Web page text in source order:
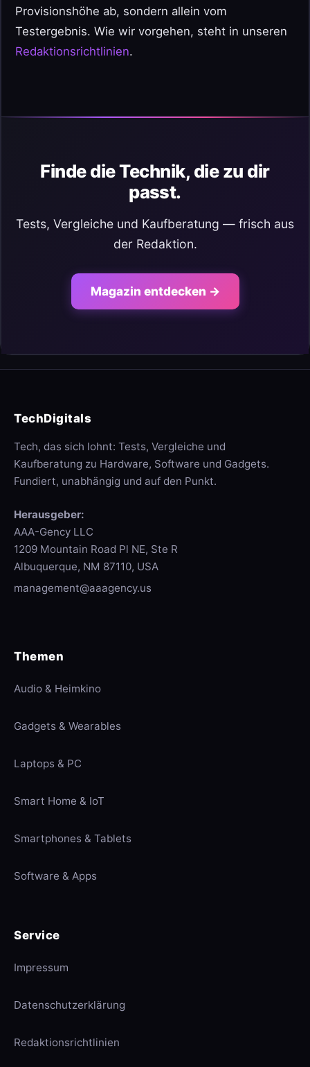
Provisionshöhe ab, sondern allein vom
Testergebnis. Wie wir vorgehen, steht in unseren
Redaktionsrichtlinien.
Finde die Technik, die zu dir
passt.
Tests, Vergleiche und Kaufberatung — frisch aus
der Redaktion.
Magazin entdecken →
TechDigitals
Tech, das sich lohnt: Tests, Vergleiche und
Kaufberatung zu Hardware, Software und Gadgets.
Fundiert, unabhängig und auf den Punkt.
Herausgeber:
AAA-Gency LLC
1209 Mountain Road Pl NE, Ste R
Albuquerque, NM 87110, USA
management@aaagency.us
Themen
Audio & Heimkino
Gadgets & Wearables
Laptops & PC
Smart Home & IoT
Smartphones & Tablets
Software & Apps
Service
Impressum
Datenschutzerklärung
Redaktionsrichtlinien